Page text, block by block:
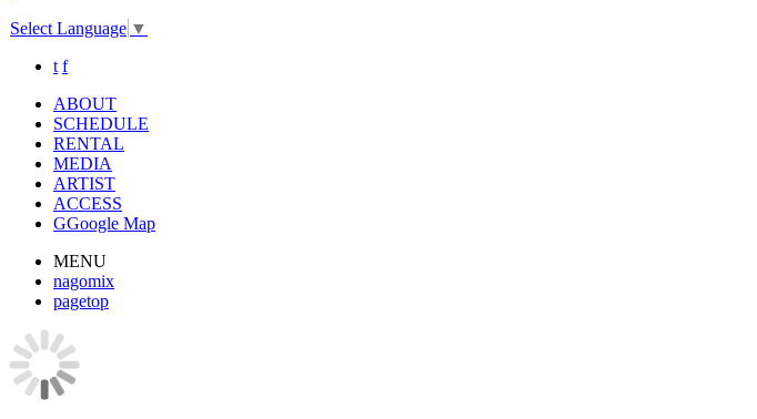
Select Language ▼
t f
ABOUT
SCHEDULE
RENTAL
MEDIA
ARTIST
ACCESS
GGoogle Map
MENU
nagomix
pagetop